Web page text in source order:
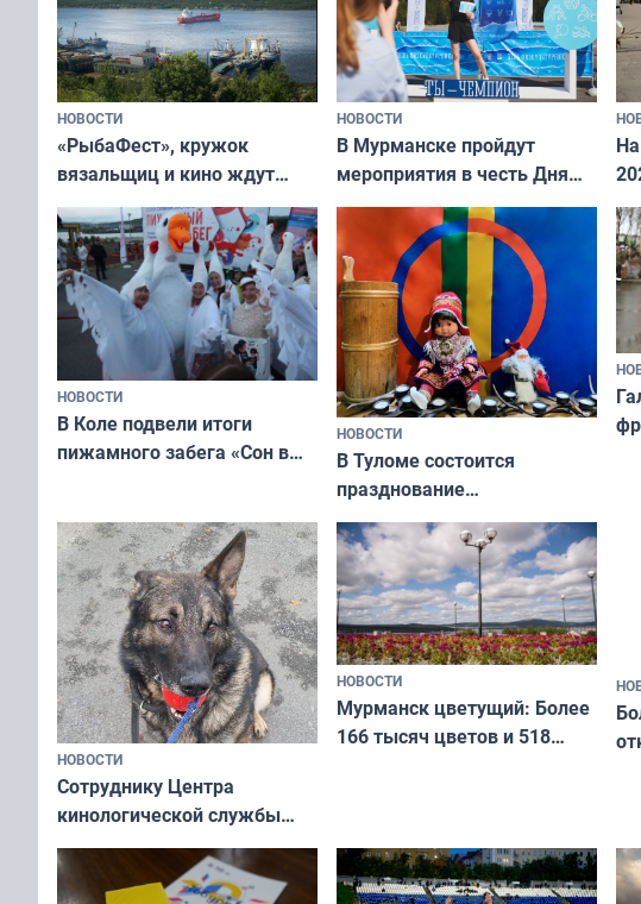
НОВОСТИ
«РыбаФест», кружок
вязальщиц и кино ждут
мурманчан в эти выходные
НОВОСТИ
В Мурманске пройдут
мероприятия в честь Дня
физкультурника
НОВОСТИ
В Коле подвели итоги
пижамного забега «Сон в
НОВОСТИ
В Туломе состоится
празднование
Международного дня
коренных народов мира
НОВОСТИ
Сотруднику Центра
кинологической службы
ищут новый дом
НОВОСТИ
Мурманск цветущий: Более
166 тысяч цветов и 518